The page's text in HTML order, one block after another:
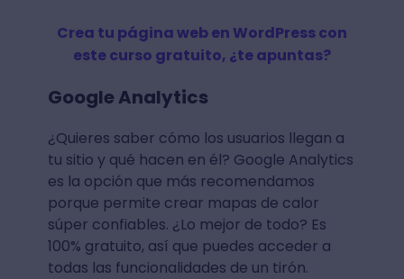
Crea tu página web en WordPress con
este curso gratuito, ¿te apuntas?
Google Analytics
¿Quieres saber cómo los usuarios llegan a
tu sitio y qué hacen en él? Google Analytics
es la opción que más recomendamos
porque permite crear mapas de calor
súper confiables. ¿Lo mejor de todo? Es
100% gratuito, así que puedes acceder a
todas las funcionalidades de un tirón.